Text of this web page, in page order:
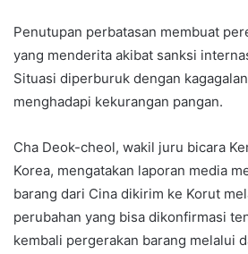
Penutupan perbatasan membuat
yang menderita akibat sanksi
Situasi diperburuk dengan
menghadapi kekurangan pangan.
Cha Deok-cheol, wakil juru bicara
Korea, mengatakan laporan media
barang dari Cina dikirim ke Korut
perubahan yang bisa dikonfirmasi
kembali pergerakan barang melalui